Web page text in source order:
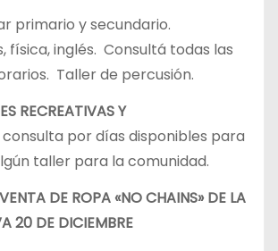
primario y secundario.
física, inglés. Consultá todas las
Taller de percusión.
RECREATIVAS Y
consulta por días disponibles para
taller para la comunidad.
DE ROPA «NO CHAINS» DE LA
20 DE DICIEMBRE